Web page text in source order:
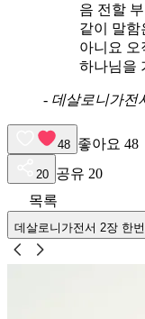
음 전할
같이 말함
아니요 오
하나님을
- 데살로니가전
48 좋아요 48
20 공유 20
목록
데살로니가전서 2장 한